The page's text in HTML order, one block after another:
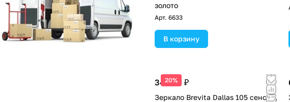
золото
Арт. 6633
В корзину
20%
34 660 ₽
Зеркало Brevita Dallas 105 сенсор,